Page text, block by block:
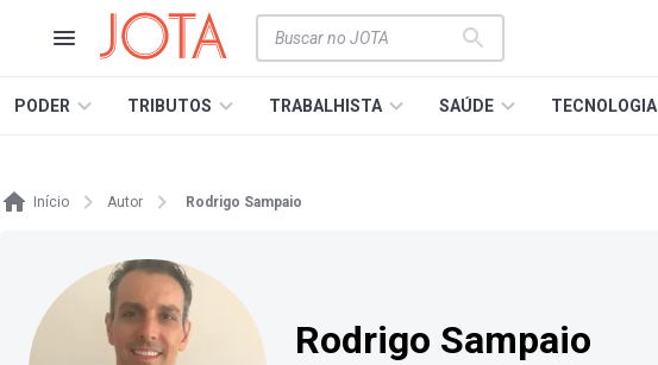
PODER TRIBUTOS TRABALHISTA SAÚDE TECNOLOGIA
Início Autor Rodrigo Sampaio
Rodrigo Sampaio